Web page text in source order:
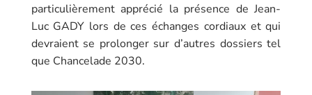
particulièrement apprécié la présence de Jean-
Luc GADY lors de ces échanges cordiaux et qui
devraient se prolonger sur d’autres dossiers tel
que Chancelade 2030.